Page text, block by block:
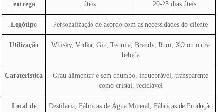
entrega
úteis
20-25 dias úteis
Logótipo Personalização de acordo com as necessidades do cliente
Utilização
Whisky, Vodka, Gin, Tequila, Brandy, Rum, XO ou outra
bebida
Caraterística
Grau alimentar e sem chumbo, inquebrável, transparente
como cristal, reciclável
Local de
Destilaria, Fábricas de Água Mineral, Fábricas de Produção